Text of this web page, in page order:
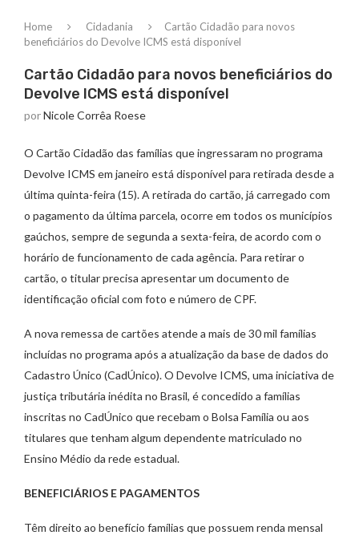
Home Cidadania
Cartão Cidadão para novos
beneficiários do Devolve ICMS está disponível
Cartão Cidadão para novos beneficiários do
Devolve ICMS está disponível
porNicole Corrêa Roese
O Cartão Cidadão das famílias que ingressaram no programa
Devolve ICMS em janeiro está disponível para retirada desde a
última quinta-feira (15). A retirada do cartão, já carregado com
o pagamento da última parcela, ocorre em todos os municípios
gaúchos, sempre de segunda a sexta-feira, de acordo com o
horário de funcionamento de cada agência. Para retirar o
cartão, o titular precisa apresentar um documento de
identificação oficial com foto e número de CPF.
A nova remessa de cartões atende a mais de 30 mil famílias
incluídas no programa após a atualização da base de dados do
Cadastro Único (CadÚnico). O Devolve ICMS, uma iniciativa de
justiça tributária inédita no Brasil, é concedido a famílias
inscritas no CadÚnico que recebam o Bolsa Família ou aos
titulares que tenham algum dependente matriculado no
Ensino Médio da rede estadual.
BENEFICIÁRIOS E PAGAMENTOS
Têm direito ao benefício famílias que possuem renda mensal